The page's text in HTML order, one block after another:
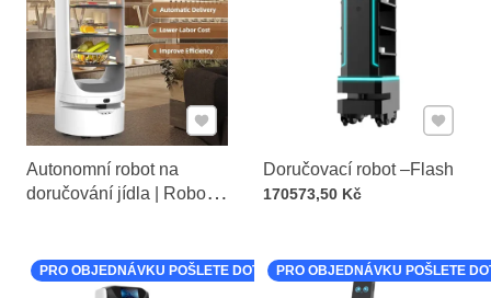
Autonomní robot na
doručování jídla | Robot
robot
Přidat k Oblíbeným
Doručovací robot –Flash
Cena s DPH
170573,50 Kč
Přidat k
PRO OBJEDNÁVKU POŠLETE DOTAZ PRO OBJEDNÁVKU POŠLETE